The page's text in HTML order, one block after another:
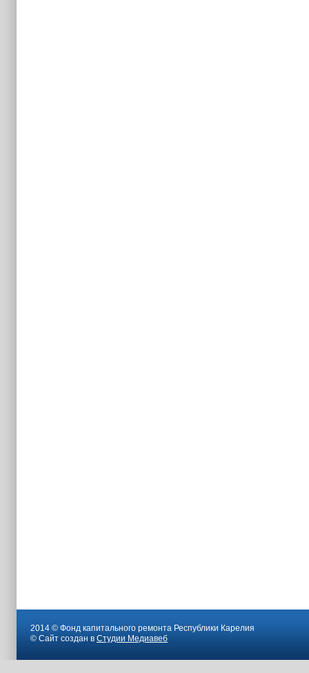
2014 © Фонд капитального ремонта Республики Карелия
© Сайт создан в Студии Медиавеб